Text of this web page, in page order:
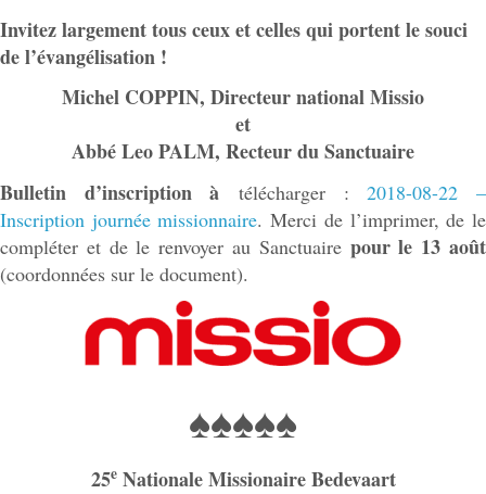
Invitez largement tous ceux et celles qui portent le souci
de l’évangélisation !
Michel COPPIN, Directeur national Missio
et
Abbé Leo PALM, Recteur du Sanctuaire
Bulletin d’inscription à télécharger :2018-08-22 –
Inscription journée missionnaire. Merci de l’imprimer, de le
compléter et de le renvoyer au Sanctuaire pour le 13 août
(coordonnées sur le document).
♠♠♠♠♠
25eNationale Missionaire Bedevaart